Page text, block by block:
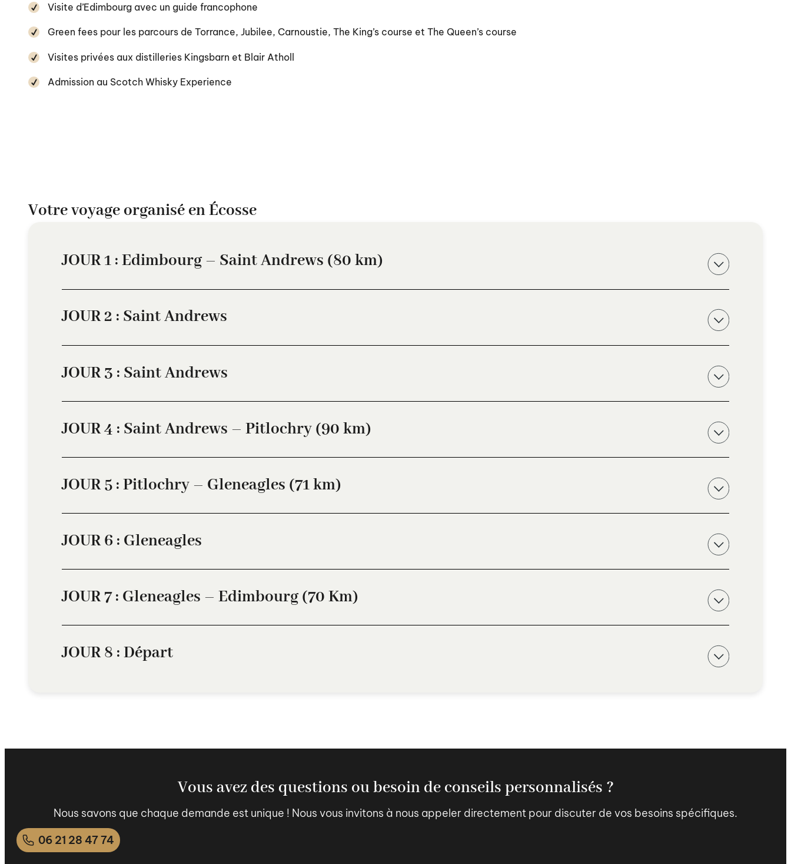
Visite d’Edimbourg avec un guide francophone
Green fees pour les parcours de Torrance, Jubilee, Carnoustie, The King’s course et The Queen’s course
Visites privées aux distilleries Kingsbarn et Blair Atholl
Admission au Scotch Whisky Experience
Votre voyage organisé en Écosse
JOUR 1 : Edimbourg – Saint Andrews (80 km)
JOUR 2 : Saint Andrews
JOUR 3 : Saint Andrews
JOUR 4 : Saint Andrews – Pitlochry (90 km)
JOUR 5 : Pitlochry – Gleneagles (71 km)
JOUR 6 : Gleneagles
JOUR 7 : Gleneagles – Edimbourg (70 Km)
JOUR 8 : Départ
Vous avez des questions ou besoin de conseils personnalisés ?
Nous savons que chaque demande est unique ! Nous vous invitons à nous appeler directement pour discuter de vos besoins spécifiques.
06 21 28 47 74